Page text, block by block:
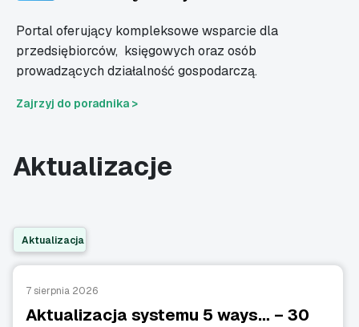
Portal oferujący kompleksowe wsparcie dla
przedsiębiorców, księgowych oraz osób
prowadzących działalność gospodarczą.
Zajrzyj do poradnika >
Aktualizacje
Aktualizacja
7 sierpnia 2026
Aktualizacja systemu 5 ways… – 30